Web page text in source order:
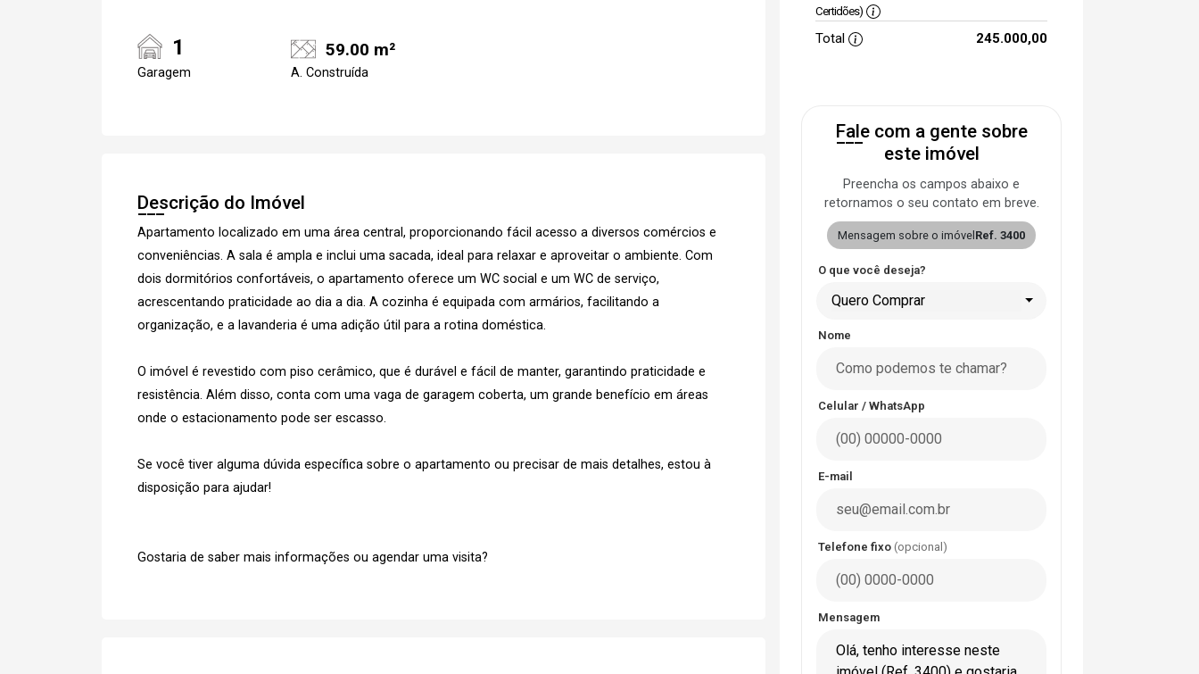
1
Garagem
59.00 m²
A. Construída
Descrição do Imóvel
Apartamento localizado em uma área central, proporcionando fácil acesso a diversos comércios e
conveniências. A sala é ampla e inclui uma sacada, ideal para relaxar e aproveitar o ambiente. Com
dois dormitórios confortáveis, o apartamento oferece um WC social e um WC de serviço,
acrescentando praticidade ao dia a dia. A cozinha é equipada com armários, facilitando a
organização, e a lavanderia é uma adição útil para a rotina doméstica.
O imóvel é revestido com piso cerâmico, que é durável e fácil de manter, garantindo praticidade e
resistência. Além disso, conta com uma vaga de garagem coberta, um grande benefício em áreas
onde o estacionamento pode ser escasso.
Se você tiver alguma dúvida específica sobre o apartamento ou precisar de mais detalhes, estou à
disposição para ajudar!
Gostaria de saber mais informações ou agendar uma visita?
Certidões)
Total 245.000,00
Fale com a gente sobre
este imóvel
Preencha os campos abaixo e
retornamos o seu contato em breve.
Mensagem sobre o imóvel Ref. 3400
O que você deseja?
Quero Comprar
Nome
Celular / WhatsApp
E-mail
Telefone fixo (opcional)
Mensagem